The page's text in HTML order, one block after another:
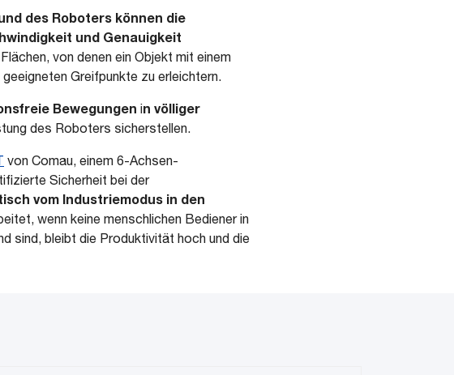
des Roboters können die
und Genauigkeit
von denen ein Objekt mit einem
Greifpunkte zu erleichtern.
Bewegungen in völliger
des Roboters sicherstellen.
von Comau, einem 6-Achsen-
Sicherheit bei der
vom Industriemodus in den
wenn keine menschlichen Bediener in
sind, bleibt die Produktivität hoch und die